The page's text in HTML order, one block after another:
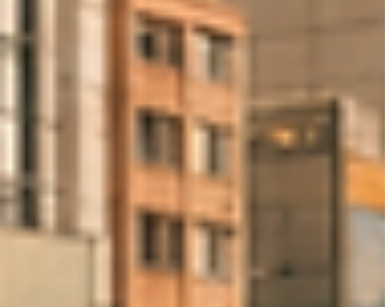
家庭聚餐之選 餐種： 中式／酒樓 適合場景： 家庭聚餐、
務飯局、節日飯局、多人用餐 想在尖沙咀搵一間較正式、
合多人聚餐的中式餐廳，璟瓏軒是不錯的選擇。餐廳主打
式及酒樓菜式，適合家庭飯局、長輩聚餐、商務用餐或節
聚會。 尖沙咀本身是遊客及本地人都會聚集的地區，中式
樓類餐廳適合一班人坐低慢慢食，亦方便安排午市或晚市
餐。如果你正在搜尋 尖沙咀中菜、尖沙咀酒樓、尖沙咀家
聚餐餐廳，璟瓏軒可以放入考慮清單。